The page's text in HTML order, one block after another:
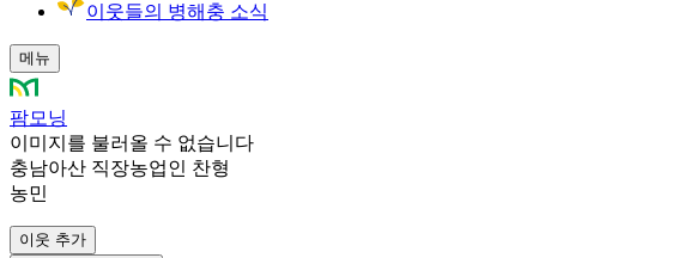
이웃들의 병해충 소식
메뉴
팜모닝
이미지를 불러올 수 없습니다
충남아산 직장농업인 찬형
농민
이웃 추가